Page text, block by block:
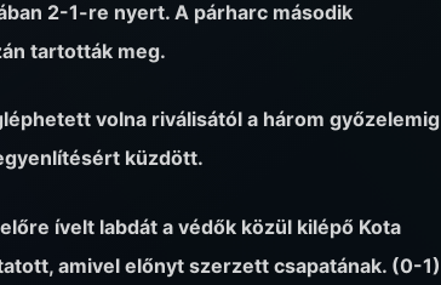
2-1-re nyert. A párharc második
tartották meg.
volna riválisától a három győzelemig
küzdött.
ívelt labdát a védők közül kilépő Kota
amivel előnyt szerzett csapatának. (0-1)